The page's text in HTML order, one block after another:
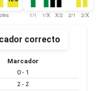
correcto
Marcador
0 - 1
2 - 2